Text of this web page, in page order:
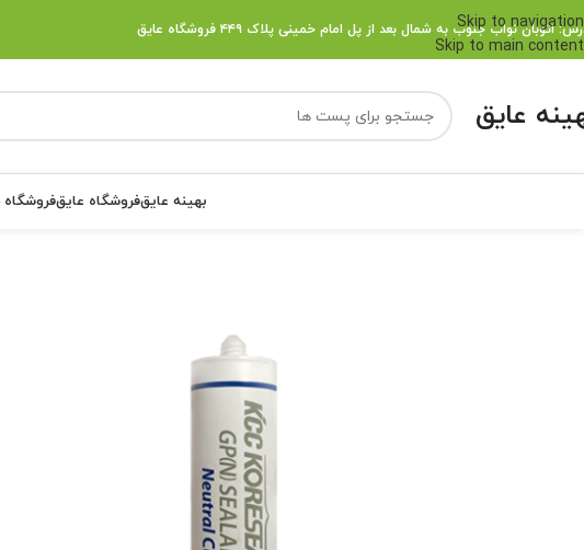
Skip to navigation
Skip to main content
اتوبان نواب جنوب به شمال بعد از پل امام خمینی پلاک ۴۴۹ فروشگاه عایق
عایق
بهینه عایقفروشگاه عایق